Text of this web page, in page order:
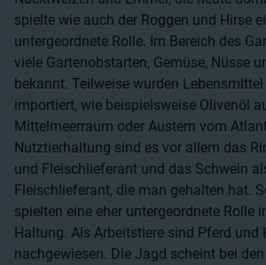
spielte wie auch der Roggen und Hirse
untergeordnete Rolle. Im Bereich des
viele Gartenobstarten, Gemüse, Nüsse
bekannt. Teilweise wurden
importiert, wie beispielsweise Olivenöl
Mittelmeerraum oder Austern vom
Nutztierhaltung sind es vor allem das
und Fleischlieferant und das Schwein
Fleischlieferant, die man gehalten hat.
spielten eine eher untergeordnete Rolle
Haltung. Als Arbeitstiere sind Pferd und
nachgewiesen. Die Jagd scheint bei